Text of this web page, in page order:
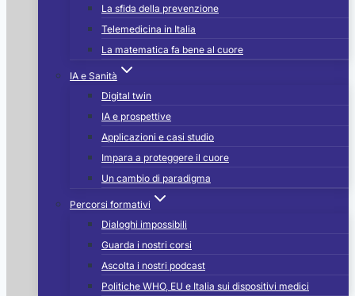
La sfida della prevenzione
Telemedicina in Italia
La matematica fa bene al cuore
IA e Sanità
Digital twin
IA e prospettive
Applicazioni e casi studio
Impara a proteggere il cuore
Un cambio di paradigma
Percorsi formativi
Dialoghi impossibili
Guarda i nostri corsi
Ascolta i nostri podcast
Politiche WHO, EU e Italia sui dispositivi medici